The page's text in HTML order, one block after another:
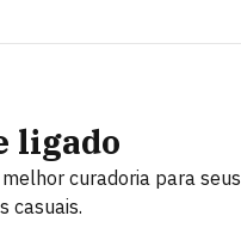
ligado
curadoria para seus
casuais.